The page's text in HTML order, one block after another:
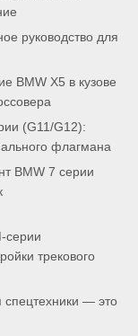
руководство для
BMW X5 в кузове
(G11/G12):
флагмана
BMW 7 серии
серии
трекового
спецтехники — это